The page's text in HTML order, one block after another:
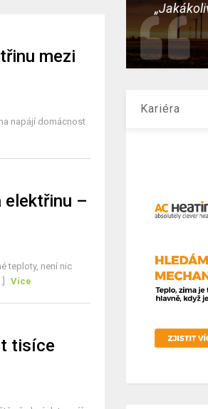
mezi
napájí domácnost
elektřinu –
teploty, není nic
Více
tisíce
Kariéra